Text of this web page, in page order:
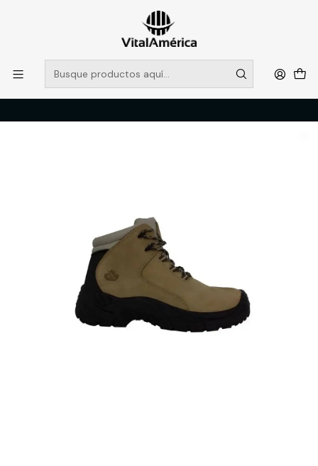
POR SISTEMA FRONTAL SOLO RETIROS EN TIENDA, DESDE
MUCHAS GRACIAS +569 5956 2237
Leer más
CALZADO
ZAPATOS DE SEGURIDAD
CALZADO SEGURIDAD QUEBEC 400 PRO T/42